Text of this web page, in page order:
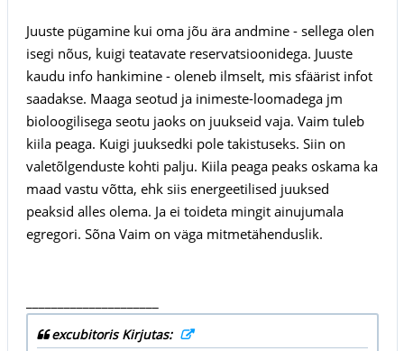
Juuste pügamine kui oma jõu ära andmine - sellega olen
isegi nõus, kuigi teatavate reservatsioonidega. Juuste
kaudu info hankimine - oleneb ilmselt, mis sfäärist infot
saadakse. Maaga seotud ja inimeste-loomadega jm
bioloogilisega seotu jaoks on juukseid vaja. Vaim tuleb
kiila peaga. Kuigi juuksedki pole takistuseks. Siin on
valetõlgenduste kohti palju. Kiila peaga peaks oskama ka
maad vastu võtta, ehk siis energeetilised juuksed
peaksid alles olema. Ja ei toideta mingit ainujumala
egregori. Sõna Vaim on väga mitmetähenduslik.
excubitoris Kirjutas: